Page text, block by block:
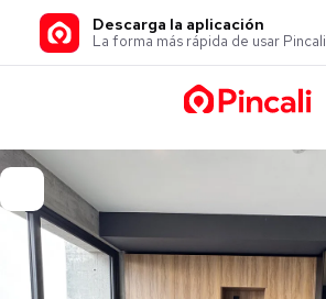
Descarga la aplicación
La forma más rápida de usar Pincali